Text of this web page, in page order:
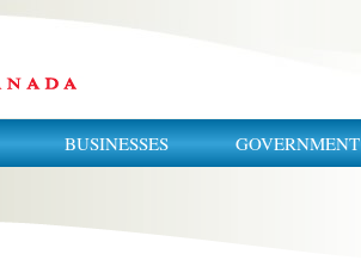
BUSINESSES GOVERNMENT